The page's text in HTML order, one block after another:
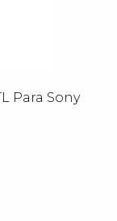
Para Sony